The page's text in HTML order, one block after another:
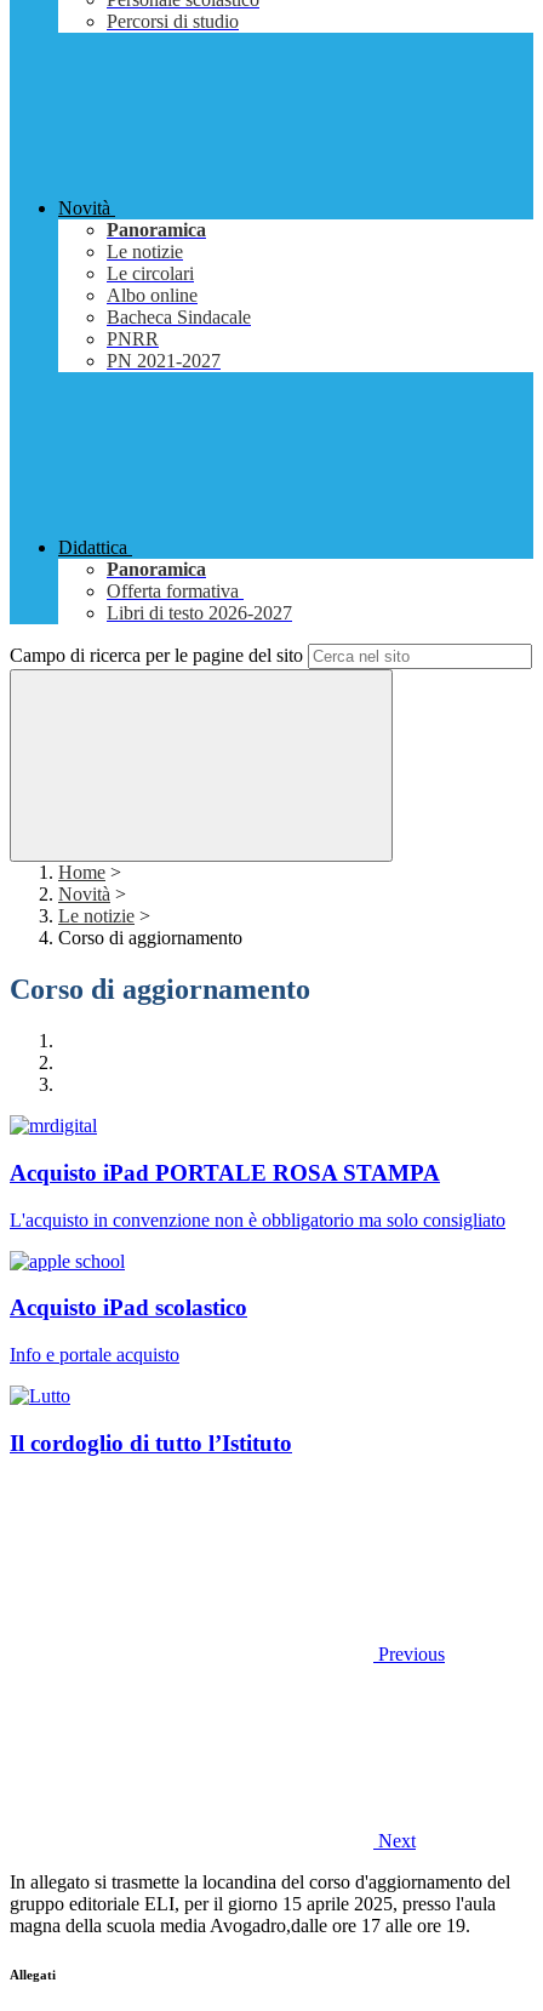
Percorsi di studio
Novità
Panoramica
Le notizie
Le circolari
Albo online
Bacheca Sindacale
PNRR
PN 2021-2027
Didattica
Panoramica
Offerta formativa
Libri di testo 2026-2027
Campo di ricerca per le pagine del sito
Home >
Novità >
Le notizie >
Corso di aggiornamento
Corso di aggiornamento
Acquisto iPad PORTALE ROSA STAMPA
L'acquisto in convenzione non è obbligatorio ma solo consigliato
Acquisto iPad scolastico
Info e portale acquisto
Il cordoglio di tutto l’Istituto
Previous
Next
In allegato si trasmette la locandina del corso d'aggiornamento del
gruppo editoriale ELI, per il giorno 15 aprile 2025, presso l'aula
magna della scuola media Avogadro,dalle ore 17 alle ore 19.
Allegati